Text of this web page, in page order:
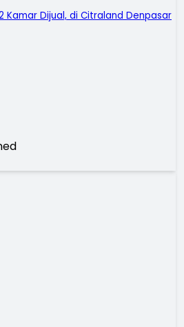
Dijual, di Citraland Denpasar